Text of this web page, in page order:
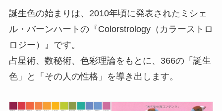
誕生色の始まりは、2010年頃に発表されたミシェ
ル・バーンハートの『Colorstrology（カラーストロ
ロジー）』です。
占星術、数秘術、色彩理論をもとに、366の「誕生
色」と「その人の性格」を導き出します。